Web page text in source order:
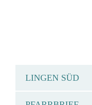
LINGEN SÜD